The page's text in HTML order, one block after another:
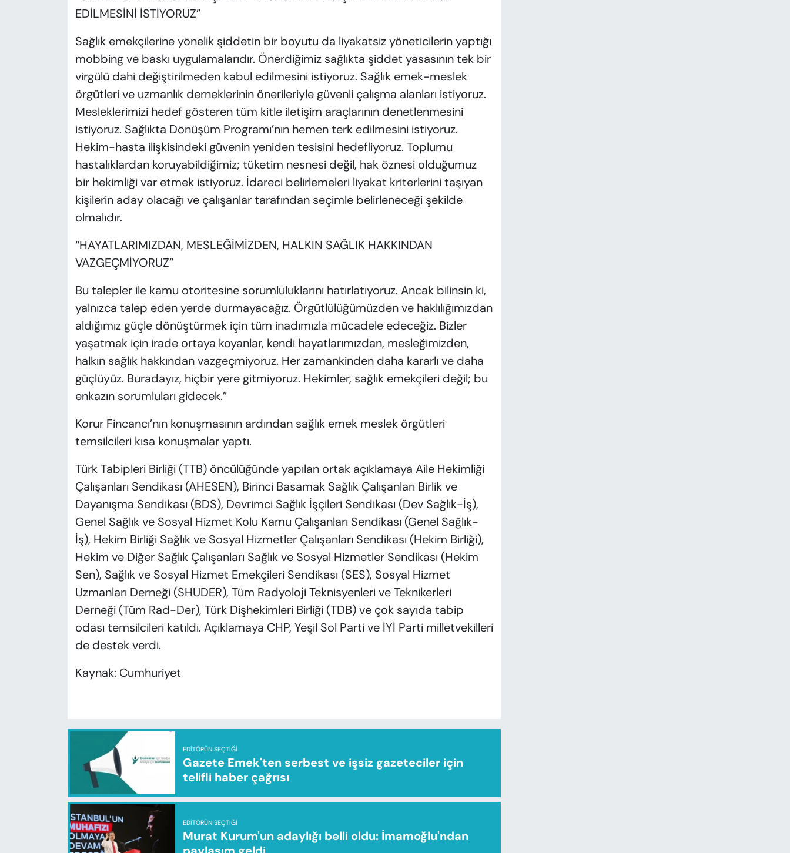
EDİLMESİNİ İSTİYORUZ”
Sağlık emekçilerine yönelik şiddetin bir boyutu da liyakatsiz yöneticilerin yaptığı
mobbing ve baskı uygulamalarıdır. Önerdiğimiz sağlıkta şiddet yasasının tek bir
virgülü dahi değiştirilmeden kabul edilmesini istiyoruz. Sağlık emek-meslek
örgütleri ve uzmanlık derneklerinin önerileriyle güvenli çalışma alanları istiyoruz.
Mesleklerimizi hedef gösteren tüm kitle iletişim araçlarının denetlenmesini
istiyoruz. Sağlıkta Dönüşüm Programı’nın hemen terk edilmesini istiyoruz.
Hekim-hasta ilişkisindeki güvenin yeniden tesisini hedefliyoruz. Toplumu
hastalıklardan koruyabildiğimiz; tüketim nesnesi değil, hak öznesi olduğumuz
bir hekimliği var etmek istiyoruz. İdareci belirlemeleri liyakat kriterlerini taşıyan
kişilerin aday olacağı ve çalışanlar tarafından seçimle belirleneceği şekilde
olmalıdır.
“HAYATLARIMIZDAN, MESLEĞİMİZDEN, HALKIN SAĞLIK HAKKINDAN
VAZGEÇMİYORUZ”
Bu talepler ile kamu otoritesine sorumluluklarını hatırlatıyoruz. Ancak bilinsin ki,
yalnızca talep eden yerde durmayacağız. Örgütlülüğümüzden ve haklılığımızdan
aldığımız güçle dönüştürmek için tüm inadımızla mücadele edeceğiz. Bizler
yaşatmak için irade ortaya koyanlar, kendi hayatlarımızdan, mesleğimizden,
halkın sağlık hakkından vazgeçmiyoruz. Her zamankinden daha kararlı ve daha
güçlüyüz. Buradayız, hiçbir yere gitmiyoruz. Hekimler, sağlık emekçileri değil; bu
enkazın sorumluları gidecek.”
Korur Fincancı’nın konuşmasının ardından sağlık emek meslek örgütleri
temsilcileri kısa konuşmalar yaptı.
Türk Tabipleri Birliği (TTB) öncülüğünde yapılan ortak açıklamaya Aile Hekimliği
Çalışanları Sendikası (AHESEN), Birinci Basamak Sağlık Çalışanları Birlik ve
Dayanışma Sendikası (BDS), Devrimci Sağlık İşçileri Sendikası (Dev Sağlık-İş),
Genel Sağlık ve Sosyal Hizmet Kolu Kamu Çalışanları Sendikası (Genel Sağlık-
İş), Hekim Birliği Sağlık ve Sosyal Hizmetler Çalışanları Sendikası (Hekim Birliği),
Hekim ve Diğer Sağlık Çalışanları Sağlık ve Sosyal Hizmetler Sendikası (Hekim
Sen), Sağlık ve Sosyal Hizmet Emekçileri Sendikası (SES), Sosyal Hizmet
Uzmanları Derneği (SHUDER), Tüm Radyoloji Teknisyenleri ve Teknikerleri
Derneği (Tüm Rad-Der), Türk Dişhekimleri Birliği (TDB) ve çok sayıda tabip
odası temsilcileri katıldı. Açıklamaya CHP, Yeşil Sol Parti ve İYİ Parti milletvekilleri
de destek verdi.
Kaynak: Cumhuriyet
EDITÖRÜN SEÇTIĞI
Gazete Emek'ten serbest ve işsiz gazeteciler için
telifli haber çağrısı
EDITÖRÜN SEÇTIĞI
Murat Kurum'un adaylığı belli oldu: İmamoğlu'ndan